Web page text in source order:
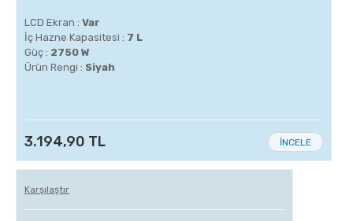
LCD Ekran : Var
İç Hazne Kapasitesi : 7 L
Güç : 2750 W
Ürün Rengi : Siyah
3.194,90 TL İNCELE
Karşılaştır